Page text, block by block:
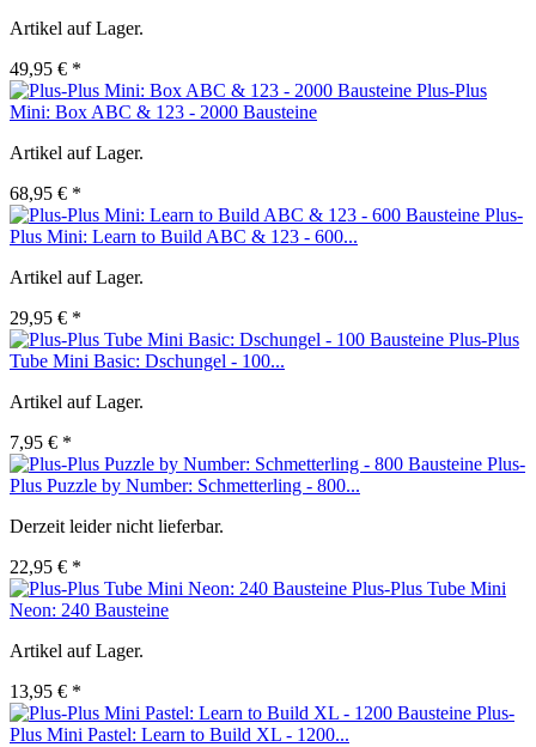
Artikel auf Lager.
49,95 € *
Plus-Plus
Mini: Box ABC & 123 - 2000 Bausteine
Artikel auf Lager.
68,95 € *
Plus-
Plus Mini: Learn to Build ABC & 123 - 600...
Artikel auf Lager.
29,95 € *
Plus-Plus
Tube Mini Basic: Dschungel - 100...
Artikel auf Lager.
7,95 € *
Plus-
Plus Puzzle by Number: Schmetterling - 800...
Derzeit leider nicht lieferbar.
22,95 € *
Plus-Plus Tube Mini
Neon: 240 Bausteine
Artikel auf Lager.
13,95 € *
Plus-
Plus Mini Pastel: Learn to Build XL - 1200...